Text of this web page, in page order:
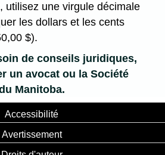
utilisez une virgule décimale
les dollars et les cents
$).
de conseils juridiques,
un avocat ou la Société
Manitoba.
Accessibilité
Avertissement